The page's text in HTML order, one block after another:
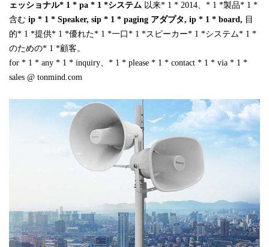
ェッショナル* 1 * pa * 1 *システム 以来* 1 * 2014、* 1 *製品* 1 *
含む ip * 1 * Speaker, sip * 1 * paging アダプタ, ip * 1 * board, 目
的* 1 *提供* 1 *優れた* 1 *一口* 1 *スピーカー* 1 *システム* 1 *
のための* 1 *顧客。
for * 1 * any * 1 * inquiry、* 1 * please * 1 * contact * 1 * via * 1 *
sales @ tonmind.com